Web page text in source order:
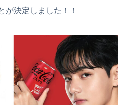
が決定しました！！